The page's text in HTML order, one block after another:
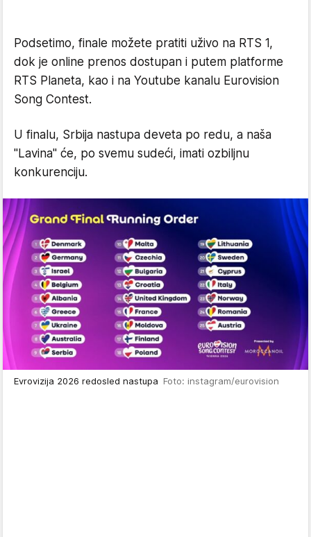
Podsetimo, finale možete pratiti uživo na RTS 1,
dok je online prenos dostupan i putem platforme
RTS Planeta, kao i na Youtube kanalu Eurovision
Song Contest.
U finalu, Srbija nastupa deveta po redu, a naša
"Lavina" će, po svemu sudeći, imati ozbiljnu
konkurenciju.
Evrovizija 2026 redosled nastupa Foto: instagram/eurovision